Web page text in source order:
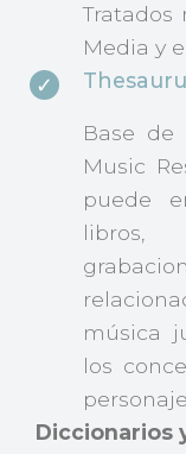
Tratados
Media y
Base de
Music
puede
libros,
música
los
Diccionarios